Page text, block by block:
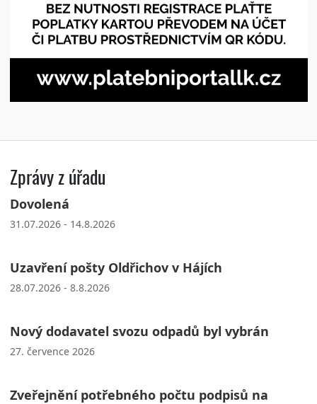
Zprávy z úřadu
Dovolená
31.07.2026 - 14.8.2026
Uzavření pošty Oldřichov v Hájích
28.07.2026 - 8.8.2026
Nový dodavatel svozu odpadů byl vybrán
27. července 2026
Zveřejnění potřebného počtu podpisů na